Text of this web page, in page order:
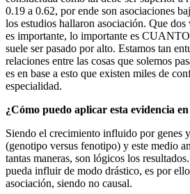
0.19 a 0.62, por ende son asociaciones
los estudios hallaron asociación. Que dos
es importante, lo importante es
suele ser pasado por alto. Estamos tan
relaciones entre las cosas que solemos
es en base a esto que existen miles de
especialidad.
¿Cómo puedo aplicar esta evidencia
Siendo el crecimiento influido por genes
(genotipo versus fenotipo) y este medio
tantas maneras, son lógicos los
pueda influir de modo drástico, es por
asociación, siendo no causal.